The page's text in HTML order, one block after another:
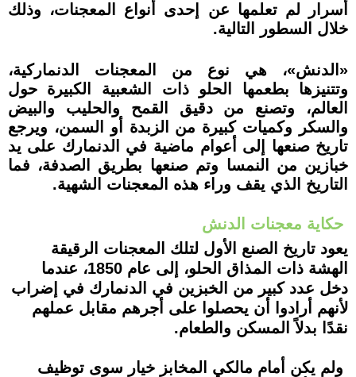
أسرار لم تعلمها عن إحدى أنواع المعجنات، وذلك
خلال السطور التالية.
«الدنش»، هي نوع من المعجنات الدنماركية،
وتتنيزها بطعمها الحلو ذات الشعبية الكبيرة حول
العالم، وتصنع من دقيق القمح والحليب والبيض
والسكر وكميات كبيرة من الزبدة أو السمن، ويرجع
تاريخ صنعها إلى أعوام ماضية في الدنمارك على يد
خبازين من النمسا وتم صنعها بطريق الصدفة، فما
التاريخ الذي يقف وراء هذه المعجنات الشهية.
حكاية معجنات الدنش
يعود تاريخ الصنع الأول لتلك المعجنات الرقيقة
الهشة ذات المذاق الحلو، إلى عام 1850، عندما
دخل عدد كبير من الخبزين في الدنمارك في إضراب
لأنهم أرادوا أن يحصلوا على أجرهم مقابل عملهم
نقدًا بدلاً المسكن والطعام.
ولم يكن أمام مالكي المخابز خيار سوى توظيف